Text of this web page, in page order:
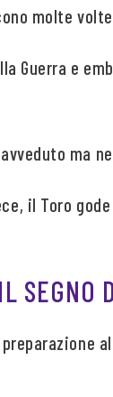
molte
Guerra e
ma
il Toro
SEGNO